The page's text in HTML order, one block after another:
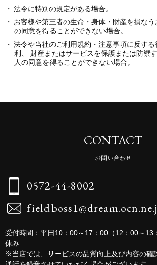
法令に特別の規定がある場合。
お客様や第三者の生命・身体・財産を損なう
の同意を得ることができない場合。
法令や当社のご利用規約・注意事項に反す
利、 財産またはサービスを保護または防禦
人の同意を得ることができない場合。
CONTACT
お問い合わせ
0572-44-8002
受付時間：平日10：00～17：00（12：00～
休み
※当店では、サービスの品質向上及び内容の確